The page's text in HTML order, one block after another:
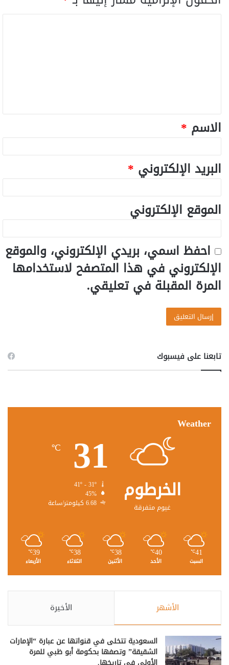
الاسم *
البريد الإلكتروني *
الموقع الإلكتروني
احفظ اسمي، بريدي الإلكتروني، والموقع
الإلكتروني في هذا المتصفح لاستخدامها
المرة المقبلة في تعليقي.
تابعنا على فيسبوك
Weather
الخرطوم
غيوم متفرقة
31
℃
45%
6.68 كيلومتر/ساعة
41
℃
السبت
40
℃
الأحد
38
℃
الأثنين
38
℃
الثلاثاء
39
℃
الأربعاء
الأشهر الأخيرة
السعودية تتخلى في قنواتها عن عبارة “الإمارات
الشقيقة” وتصفها بحكومة أبو ظبي للمرة